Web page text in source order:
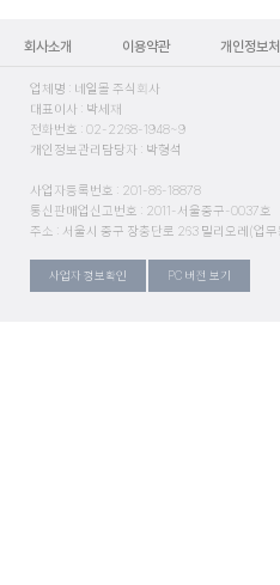
회사소개 이용약관 개인정보
업체명 : 네일몰 주식회사
대표이사 : 박세재
전화번호 : 02-2268-1948~9
개인정보관리담당자 : 박형석
사업자등록번호 : 201-86-18878
통신판매업신고번호 : 2011-서울중구-0037호
주소 : 서울시 중구 장충단로 263 밀리오레(업무
사업자 정보확인 PC 버전 보기